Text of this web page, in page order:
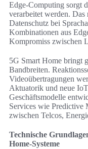
Edge-Computing sorgt
verarbeitet werden.
Datenschutz bei
Kombinationen aus
Kompromiss zwischen
5G Smart Home bringt
Bandbreiten.
Videoübertragungen
Aktuatorik und neue
Geschäftsmodelle
Services wie Predictive
zwischen Telcos,
Technische
Home-Systeme